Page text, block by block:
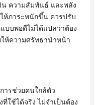
น ความสัมพันธ์ และพลัง
ห้ภาระหนักขึ้น ควรปรับ
บบพอดีไม่ได้แปลว่าต้อง
ห้ความศรัทธานำหน้า
ารช่วยคนใกล้ตัว
ใช้ได้จริง ไม่จำเป็นต้อง